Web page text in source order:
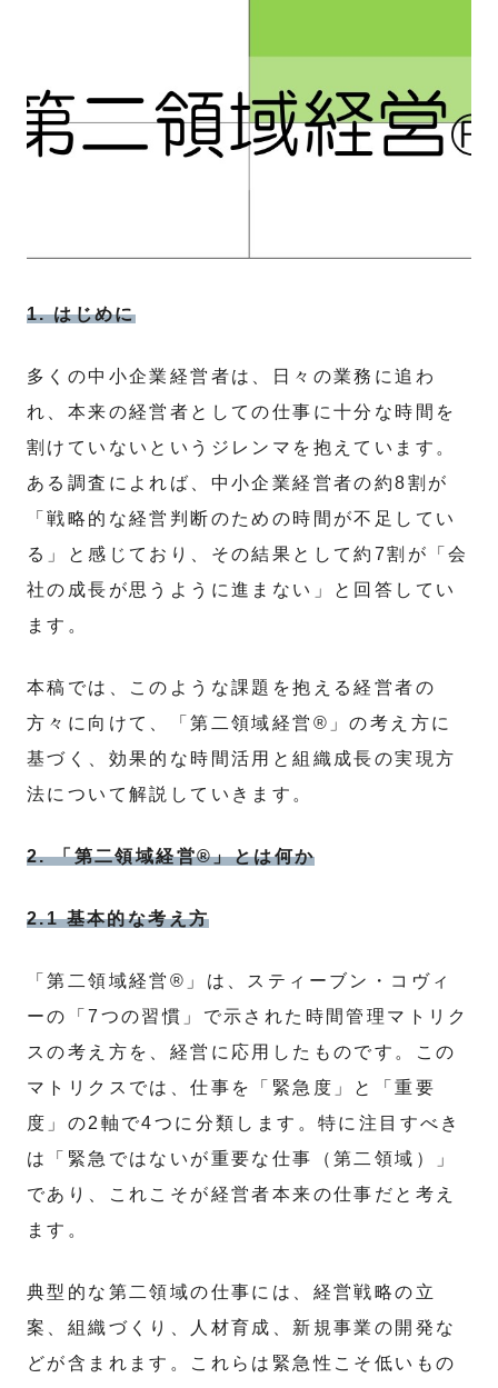
1. はじめに
多くの中小企業経営者は、日々の業務に追わ
れ、本来の経営者としての仕事に十分な時間を
割けていないというジレンマを抱えています。
ある調査によれば、中小企業経営者の約8割が
「戦略的な経営判断のための時間が不足してい
る」と感じており、その結果として約7割が「会
社の成長が思うように進まない」と回答してい
ます。
本稿では、このような課題を抱える経営者の
方々に向けて、「第二領域経営®」の考え方に
基づく、効果的な時間活用と組織成長の実現方
法について解説していきます。
2. 「第二領域経営®」とは何か
2.1 基本的な考え方
「第二領域経営®」は、スティーブン・コヴィ
ーの「7つの習慣」で示された時間管理マトリク
スの考え方を、経営に応用したものです。この
マトリクスでは、仕事を「緊急度」と「重要
度」の2軸で4つに分類します。特に注目すべき
は「緊急ではないが重要な仕事（第二領域）」
であり、これこそが経営者本来の仕事だと考え
ます。
典型的な第二領域の仕事には、経営戦略の立
案、組織づくり、人材育成、新規事業の開発な
どが含まれます。これらは緊急性こそ低いもの